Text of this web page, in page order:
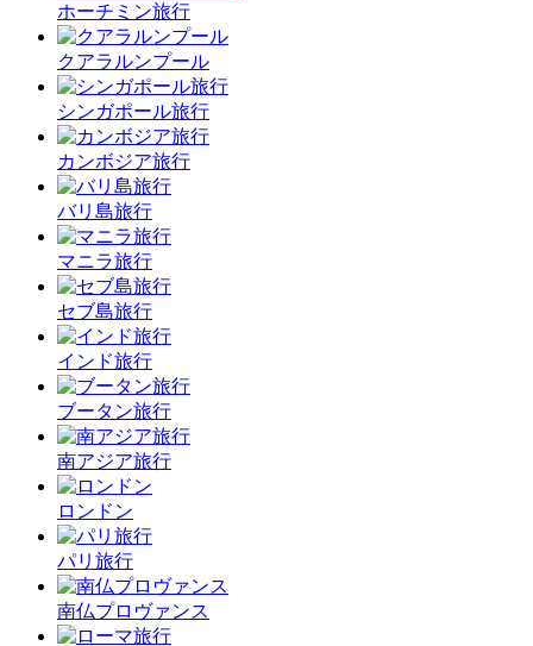
ホーチミン旅行
クアラルンプール
シンガポール旅行
カンボジア旅行
バリ島旅行
マニラ旅行
セブ島旅行
インド旅行
ブータン旅行
南アジア旅行
ロンドン
パリ旅行
南仏プロヴァンス